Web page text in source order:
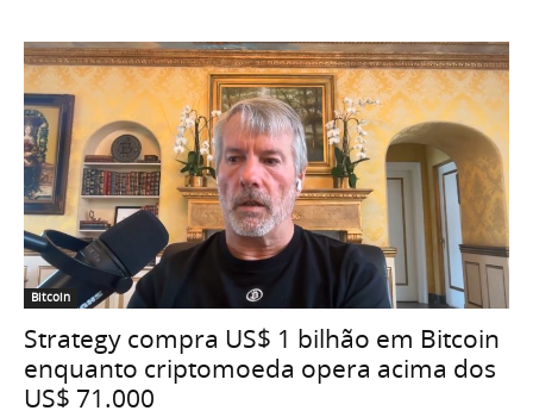
Bitcoin
Strategy compra US$ 1 bilhão em Bitcoin
enquanto criptomoeda opera acima dos
US$ 71.000